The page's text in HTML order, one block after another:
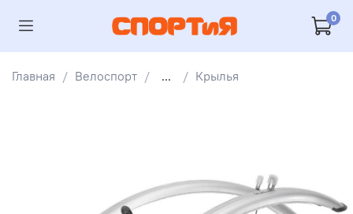
0
Главная Велоспорт ... Крылья